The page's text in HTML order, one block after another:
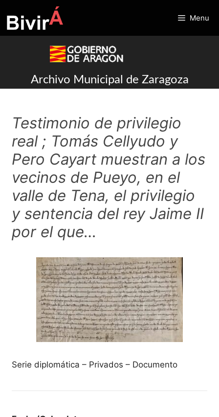
to
content
Menu
Archivo Municipal de Zaragoza
Testimonio de privilegio
real ; Tomás Cellyudo y
Pero Cayart muestran a los
vecinos de Pueyo, en el
valle de Tena, el privilegio
y sentencia del rey Jaime II
por el que…
Serie diplomática – Privados – Documento